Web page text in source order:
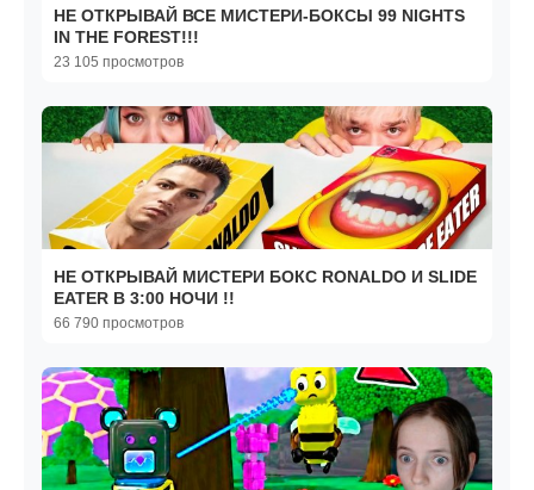
НЕ ОТКРЫВАЙ ВСЕ МИСТЕРИ-БОКСЫ 99 NIGHTS
IN THE FOREST!!!
23 105 просмотров
НЕ ОТКРЫВАЙ МИСТЕРИ БОКС RONALDO И SLIDE
EATER В 3:00 НОЧИ !!
66 790 просмотров